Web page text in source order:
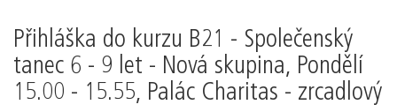
Přihláška do kurzu B21 - Společenský
tanec 6 - 9 let - Nová skupina, Pondělí
15.00 - 15.55, Palác Charitas - zrcadlový